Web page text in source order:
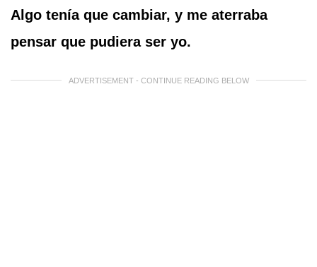
Algo tenía que cambiar, y me aterraba
pensar que pudiera ser yo.
ADVERTISEMENT - CONTINUE READING BELOW